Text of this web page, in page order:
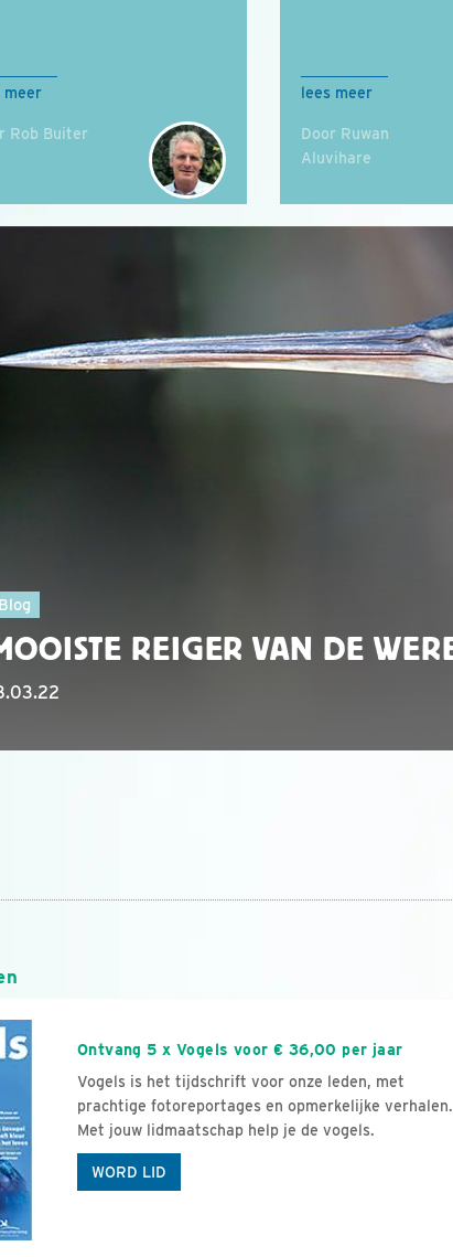
meer
Rob Buiter
lees meer
Door Ruwan
Aluvihare
Blog
REIGER VAN DE
Ontvang 5 x Vogels voor € 36,00 per jaar
Vogels is het tijdschrift voor onze leden, met
prachtige fotoreportages en opmerkelijke verhalen.
Met jouw lidmaatschap help je de vogels.
WORD LID